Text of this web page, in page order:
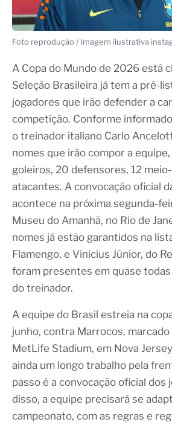
Foto reprodução / Imagem ilustrativa
A Copa do Mundo de 2026 está
Seleção Brasileira já tem a pré-
jogadores que irão defender a
competição. Conforme
o treinador italiano Carlo
nomes que irão compor a
goleiros, 20 defensores, 12
atacantes. A convocação oficial
acontece na próxima segunda-
Museu do Amanhã, no Rio de
nomes já estão garantidos na
Flamengo, e Vinicius Júnior, do
foram presentes em quase
do treinador.
A equipe do Brasil estreia na
junho, contra Marrocos, marcado
MetLife Stadium, em Nova
ainda um longo trabalho pela
passo é a convocação oficial dos
disso, a equipe precisará se
campeonato, com as regras e